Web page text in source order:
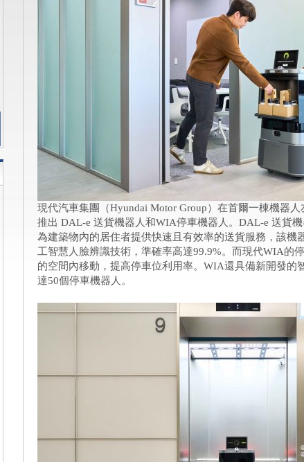
現代汽車集團（Hyundai Motor Group）在首爾一棟機器人
推出 DAL-e 送貨機器人和WIA停車機器人。DAL-e 送貨
為建築物內的居住者提供快速且有效率的送貨服務，該機
工智慧人臉辨識技術，準確率高達99.9%。而現代WIA的
的空間內移動，提高停車位利用率。WIA還具備新開發的
達50個停車機器人。